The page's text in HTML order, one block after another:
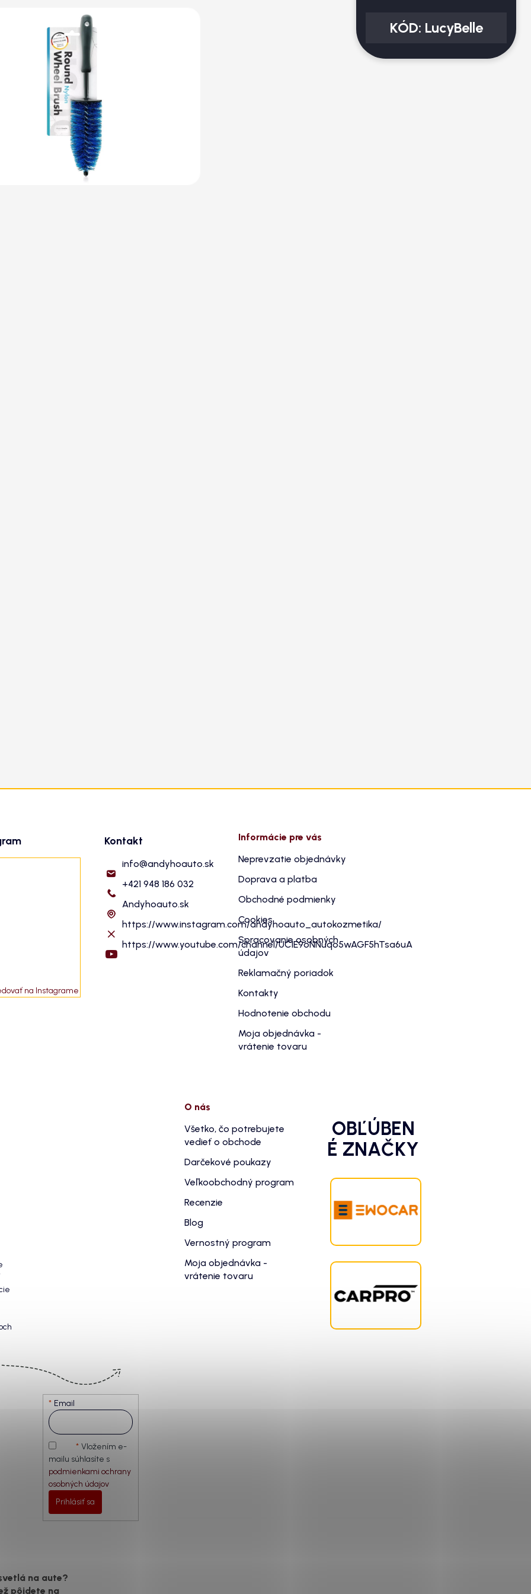
na Instagrame
Kontakt
info@andyhoauto.sk
+421 948 186 032
Andyhoauto.sk
https://www.instagram.com/andyhoauto_autokozmetika/
https://www.youtube.com/channel/UC1E9oNNuqo5wAGF5hTsa6uA
Informácie pre vás
Neprevzatie objednávky
Doprava a platba
Obchodné podmienky
Cookies
Spracovanie osobných
údajov
Reklamačný poriadok
Kontakty
Hodnotenie obchodu
Moja objednávka -
vrátenie tovaru
Email
Vložením e-
mailu súhlasíte s
podmienkami ochrany
osobných údajov
Prihlásiť sa
O nás
Všetko, čo potrebujete
vedieť o obchode
Darčekové poukazy
Veľkoobchodný program
Recenzie
Blog
Vernostný program
Moja objednávka -
vrátenie tovaru
OBĽÚBEN
É ZNAČKY
na aute?
pôjdete na
KÓD: LucyBelle